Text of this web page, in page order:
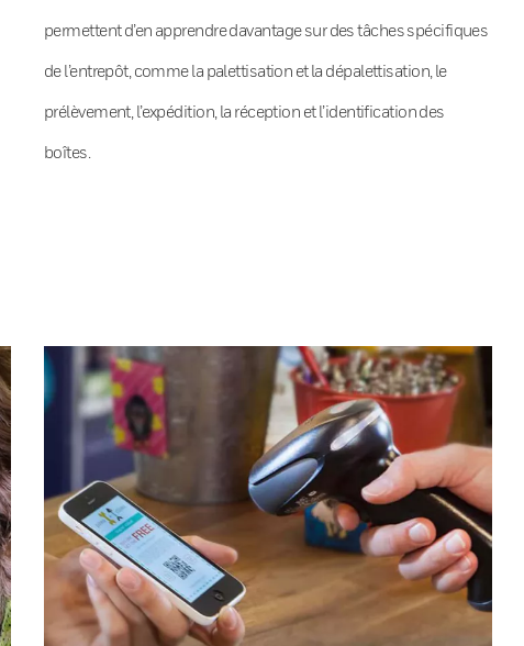
permettent d’en apprendre davantage sur des tâches spécifiques
de l’entrepôt, comme la palettisation et la dépalettisation, le
prélèvement, l’expédition, la réception et l’identification des
boîtes.